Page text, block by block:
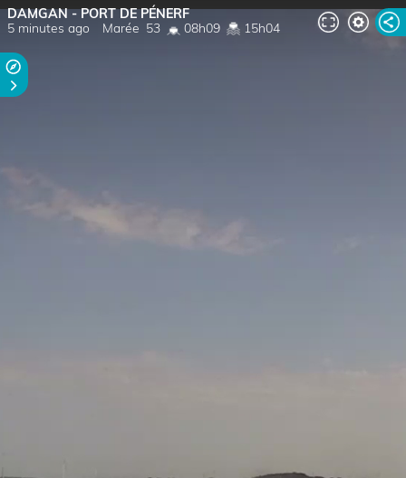
DAMGAN - PORT DE PÉNERF
5 minutes ago Marée 53 08h09 15h04